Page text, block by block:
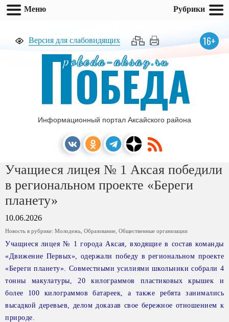
Версия для слабовидящих 16+
pobeda-aksay.ru
ПОБЕДА
Информационный портал Аксайского района
Учащиеся лицея № 1 Аксая победили
в региональном проекте «Береги
планету»
10.06.2026
Новость в рубрике: Молодежь Образование Общественные организации
Учащиеся лицея № 1 города Аксая, входящие в состав команды
«Движение Первых», одержали победу в региональном проекте
«Береги планету». Совместными усилиями школьники собрали 4
тонны макулатуры, 20 килограммов пластиковых крышек и
более 100 килограммов батареек, а также ребята занимались
высадкой деревьев, делом доказав свое бережное отношением к
природе.
Меню Рубрики